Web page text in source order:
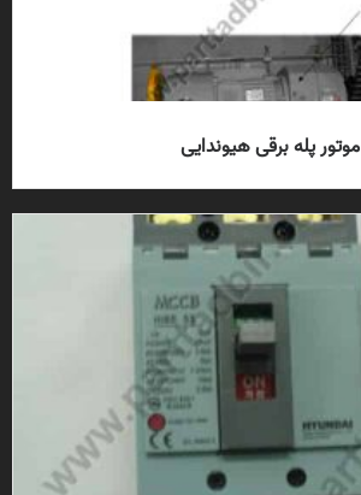
موتور پله برقی هیوندایی